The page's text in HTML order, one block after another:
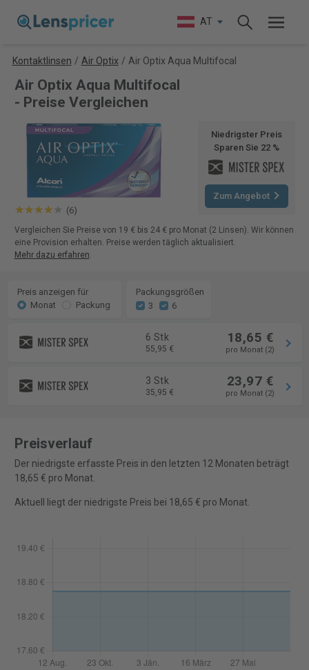
AT
Kontaktlinsen / Air Optix / Air Optix Aqua Multifocal
Air Optix Aqua Multifocal
- Preise Vergleichen
(6)
Niedrigster Preis
Sparen Sie 22 %
Zum Angebot
Vergleichen Sie Preise von 19 € bis 24 € pro Monat (2 Linsen). Wir können
eine Provision erhalten. Preise werden täglich aktualisiert.
Mehr dazu erfahren.
Preis anzeigen für
Monat
Packung
Packungsgrößen
3
6
6 Stk
55,95 €
18,65 €
pro Monat (2)
3 Stk
35,95 €
23,97 €
pro Monat (2)
Preisverlauf
Der niedrigste erfasste Preis in den letzten 12 Monaten beträgt
18,65 € pro Monat.
Aktuell liegt der niedrigste Preis bei 18,65 € pro Monat.